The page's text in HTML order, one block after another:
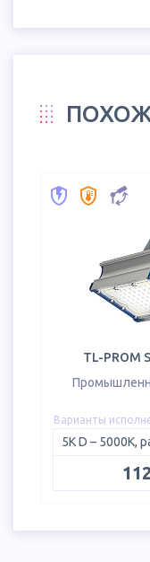
TL-PROM
Варианты